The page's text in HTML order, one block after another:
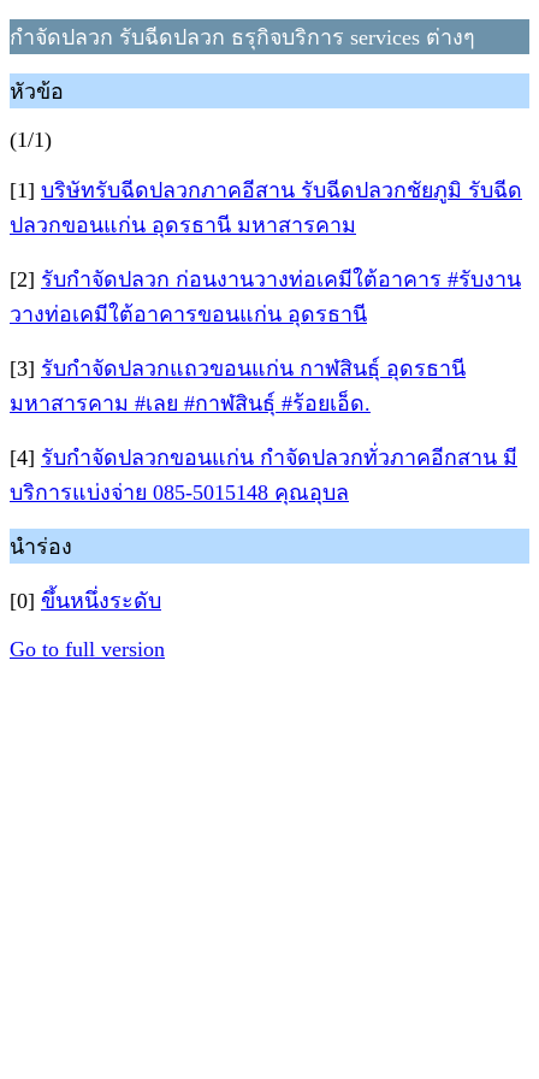
กำจัดปลวก รับฉีดปลวก ธรุกิจบริการ services ต่างๆ
หัวข้อ
(1/1)
[1] บริษัทรับฉีดปลวกภาคอีสาน รับฉีดปลวกชัยภูมิ รับฉีด
ปลวกขอนแก่น อุดรธานี มหาสารคาม
[2] รับกำจัดปลวก ก่อนงานวางท่อเคมีใต้อาคาร #รับงาน
วางท่อเคมีใต้อาคารขอนแก่น อุดรธานี
[3] รับกำจัดปลวกแถวขอนแก่น กาฬสินธุ์ อุดรธานี
มหาสารคาม #เลย #กาฬสินธุ์ #ร้อยเอ็ด.
[4] รับกำจัดปลวกขอนแก่น กำจัดปลวกทั่วภาคอีกสาน มี
บริการแบ่งจ่าย 085-5015148 คุณอุบล
นำร่อง
[0] ขึ้นหนึ่งระดับ
Go to full version